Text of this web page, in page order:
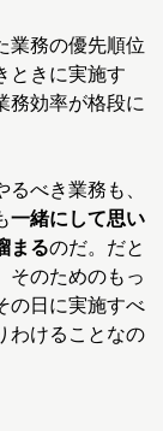
業務の優先順位
ときに実施す
効率が格段に
べき業務も、
一緒にして思い
まるのだ。だと
そのためのもっ
の日に実施すべ
わけることなの